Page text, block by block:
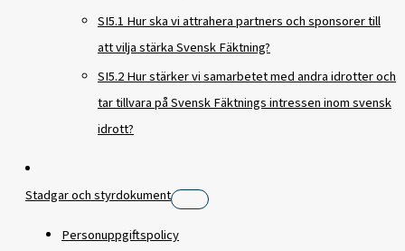
SI5.1 Hur ska vi attrahera partners och sponsorer till
att vilja stärka Svensk Fäktning?
SI5.2 Hur stärker vi samarbetet med andra idrotter och
tar tillvara på Svensk Fäktnings intressen inom svensk
idrott?
Stadgar och styrdokument
Personuppgiftspolicy